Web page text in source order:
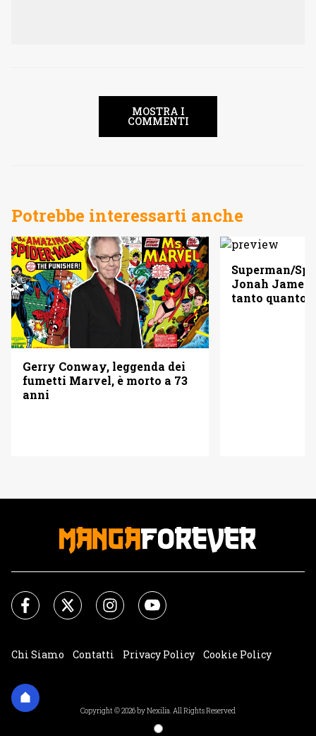
MOSTRA I
COMMENTI
Potrebbe interessarti anche
Gerry Conway, leggenda dei
fumetti Marvel, è morto a 73
anni
Superman/
Jonah
tanto quanto
Chi Siamo Contatti Privacy Policy
Cookie Policy
Copyright © 2026 by Nexilia. All Rights Reserved